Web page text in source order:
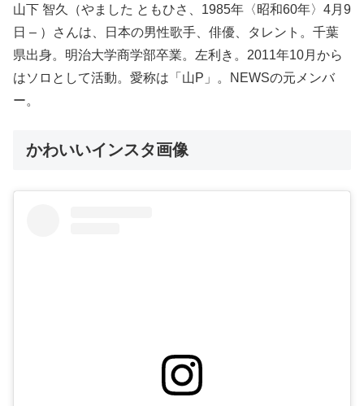
山下 智久（やました ともひさ、1985年〈昭和60年〉4月9
日 – ）さんは、日本の男性歌手、俳優、タレント。千葉
県出身。明治大学商学部卒業。左利き。2011年10月から
はソロとして活動。愛称は「山P」。NEWSの元メンバ
ー。
かわいいインスタ画像